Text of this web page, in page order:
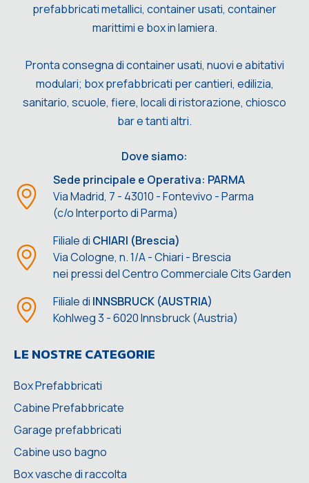
prefabbricati metallici, container usati, container
marittimi e box in lamiera.
Pronta consegna di container usati, nuovi e abitativi
modulari; box prefabbricati per cantieri, edilizia,
sanitario, scuole, fiere, locali di ristorazione, chiosco
bar e tanti altri.
Dove siamo:
Sede principale e Operativa: PARMA
Via Madrid, 7 - 43010 - Fontevivo - Parma
(c/o Interporto di Parma)
Filiale di CHIARI (Brescia)
Via Cologne, n. 1/A - Chiari - Brescia
nei pressi del Centro Commerciale Cits Garden
Filiale di INNSBRUCK (AUSTRIA)
Kohlweg 3 - 6020 Innsbruck (Austria)
LE NOSTRE CATEGORIE
Box Prefabbricati
Cabine Prefabbricate
Garage prefabbricati
Cabine uso bagno
Box vasche di raccolta